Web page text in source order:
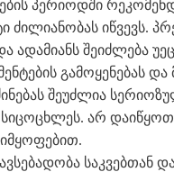
პერიოდში
ძილიანობას იწვევს.
ადამიანს შეიძლება
გამოყენებას და
შეუძლია
სიცოცხლეს. არ
იმყოფებით.
საკვებთან